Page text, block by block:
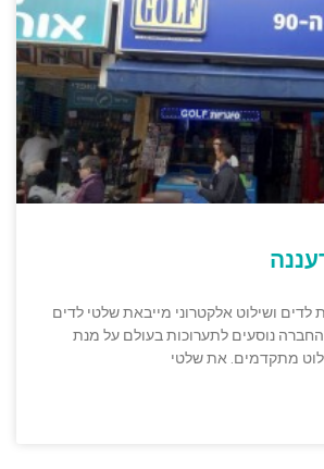
לדים ושילוט אלקטרוני מייבאת שלטי לדים
החברה נוסעים לתערוכות בעולם על מנת
מתקדמים. את שלטי